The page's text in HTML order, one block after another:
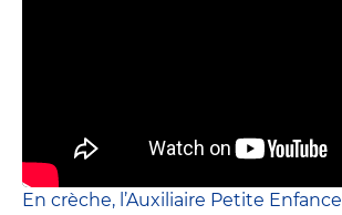
En crèche, l’Auxiliaire Petite Enfance